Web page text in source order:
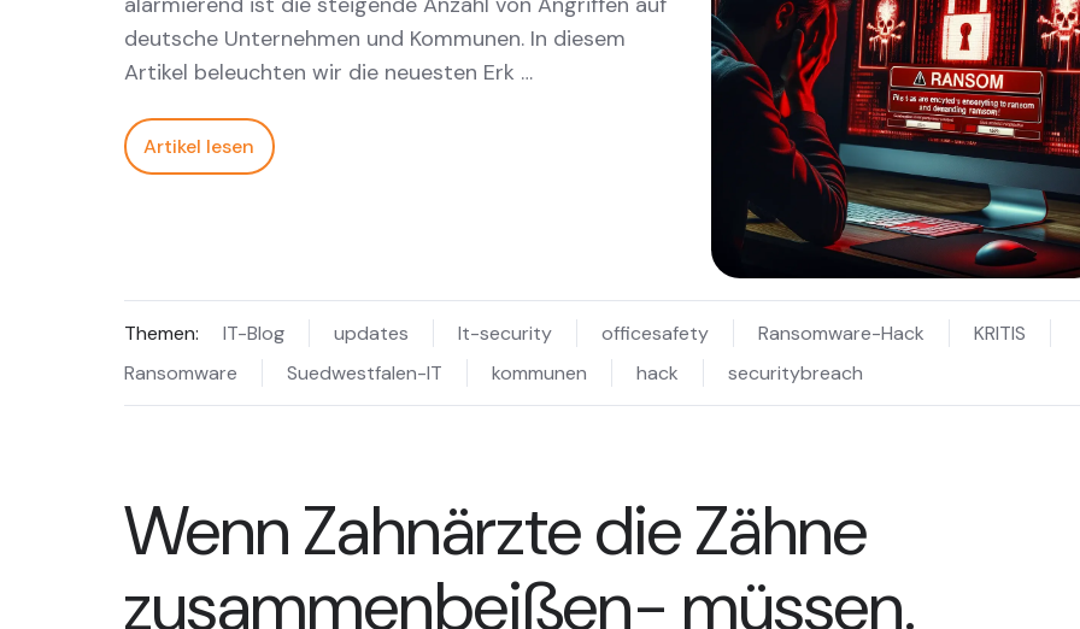
deutsche Unternehmen und Kommunen. In diesem
Artikel beleuchten wir die neuesten Erk …
Artikel lesen
Themen: IT-Blog updates It-security officesafety Ransomware-Hack
KRITIS
Ransomware
Suedwestfalen-IT kommunen hack securitybreach
Wenn Zahnärzte die Zähne
zusammenbeißen- müssen.